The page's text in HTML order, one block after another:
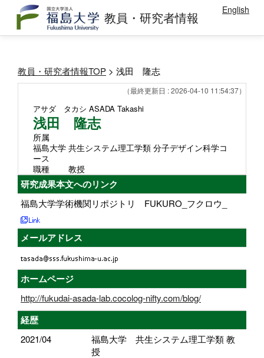
教員・研究者情報 English
教員・研究者情報TOP > 浅田 隆志
（最終更新日 : 2026-04-10 11:54:37）
アサダ タカシ ASADA Takashi
浅田 隆志
所属
福島大学 共生システム理工学類 分子デザイン科学コ
ース
職種
教授
研究成果本文へのリンク
福島大学学術機関リポジトリ FUKURO_フクロウ_
メールアドレス
ホームページ
http://fukudai-asada-lab.cocolog-nifty.com/blog/
経歴
2021/04
福島大学 共生システム理工学類 教
授